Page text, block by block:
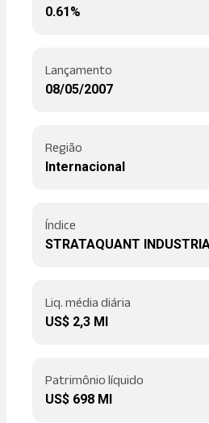
0.61%
Lançamento
08/05/2007
Região
Internacional
Índice
STRATAQUANT
Liq. média diária
US$ 2,3 MI
Patrimônio líquido
US$ 698 MI